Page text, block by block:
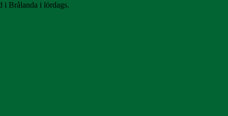
i Brålanda i lördags.